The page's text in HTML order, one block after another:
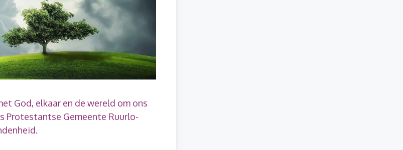
God, elkaar en de wereld om ons
Protestantse Gemeente Ruurlo-